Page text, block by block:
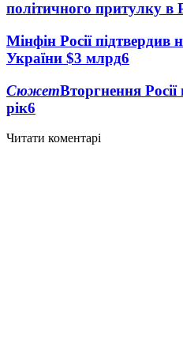
політичного притулку в
Мінфін Росії підтвердив
України $3 млрд6
СюжетВторгнення Росії
рік6
Читати коментарі